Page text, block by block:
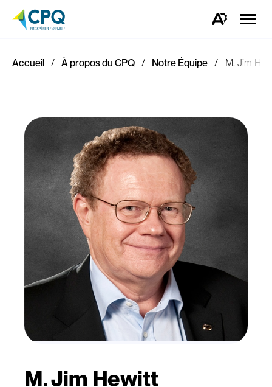
Ouvrez
d'accessibilité.
la
Accueil À propos du CPQ Notre Équipe M. Jim
M. Jim Hewitt